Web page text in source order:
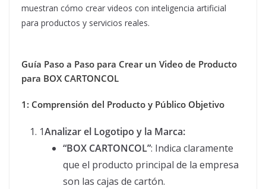
muestran cómo crear videos con inteligencia artificial
para productos y servicios reales.
Guía Paso a Paso para Crear un Video de Producto
para BOX CARTONCOL
1: Comprensión del Producto y Público Objetivo
1Analizar el Logotipo y la Marca:
“BOX CARTONCOL”: Indica claramente
que el producto principal de la empresa
son las cajas de cartón.